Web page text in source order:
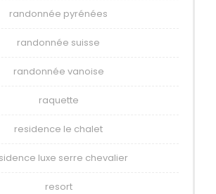
randonnée pyrénées
randonnée suisse
randonnée vanoise
raquette
residence le chalet
luxe serre chevalier
resort